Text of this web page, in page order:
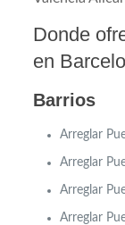
Donde
en
Barrios
Arreglar
Arreglar
Arreglar
Arreglar